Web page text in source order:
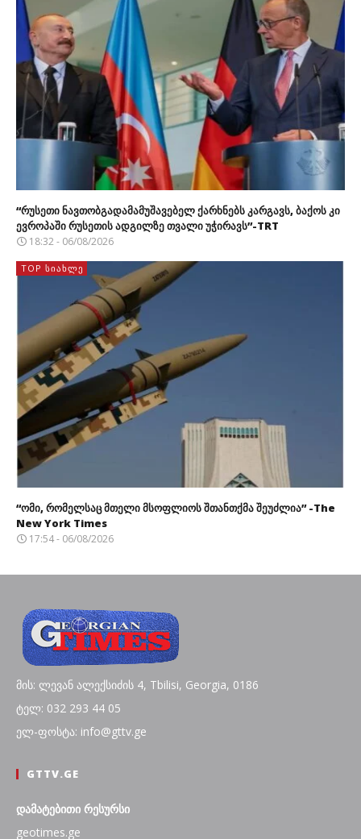
“რუსეთი ნავთობგადამამუშავებელ ქარხნებს კარგავს, ბაქოს კი
ევროპაში რუსეთის ადგილზე თვალი უჭირავს”-TRT
18:32 - 06/08/2026
TOP ᲡᲘᲐᲮᲚᲔ
“ომი, რომელსაც მთელი მსოფლიოს შთანთქმა შეუძლია” -The
New York Times
17:54 - 06/08/2026
მის: ლევან ალექსიძის 4, Tbilisi, Georgia, 0186
ტელ: 032 293 44 05
ელ-ფოსტა: info@gttv.ge
GTTV.GE
დამატებითი რესურსი
geotimes.ge